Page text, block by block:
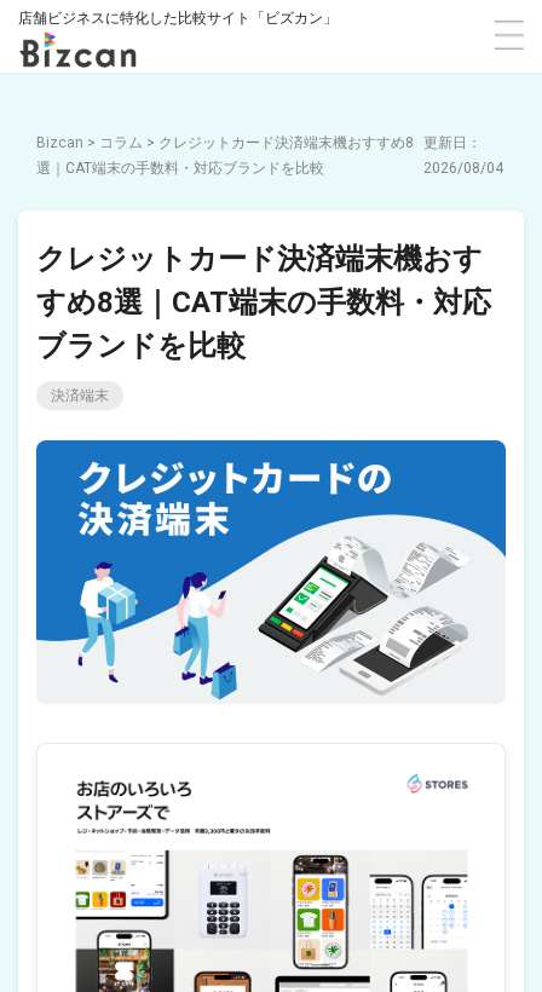
店舗ビジネスに特化した比較サイト「ビズカン」
Bizcan > コラム > クレジットカード決済端末機おすすめ8
選｜CAT端末の手数料・対応ブランドを比較
2026/08/04
クレジットカード決済端末機おす
すめ8選｜CAT端末の手数料・対応
ブランドを比較
決済端末